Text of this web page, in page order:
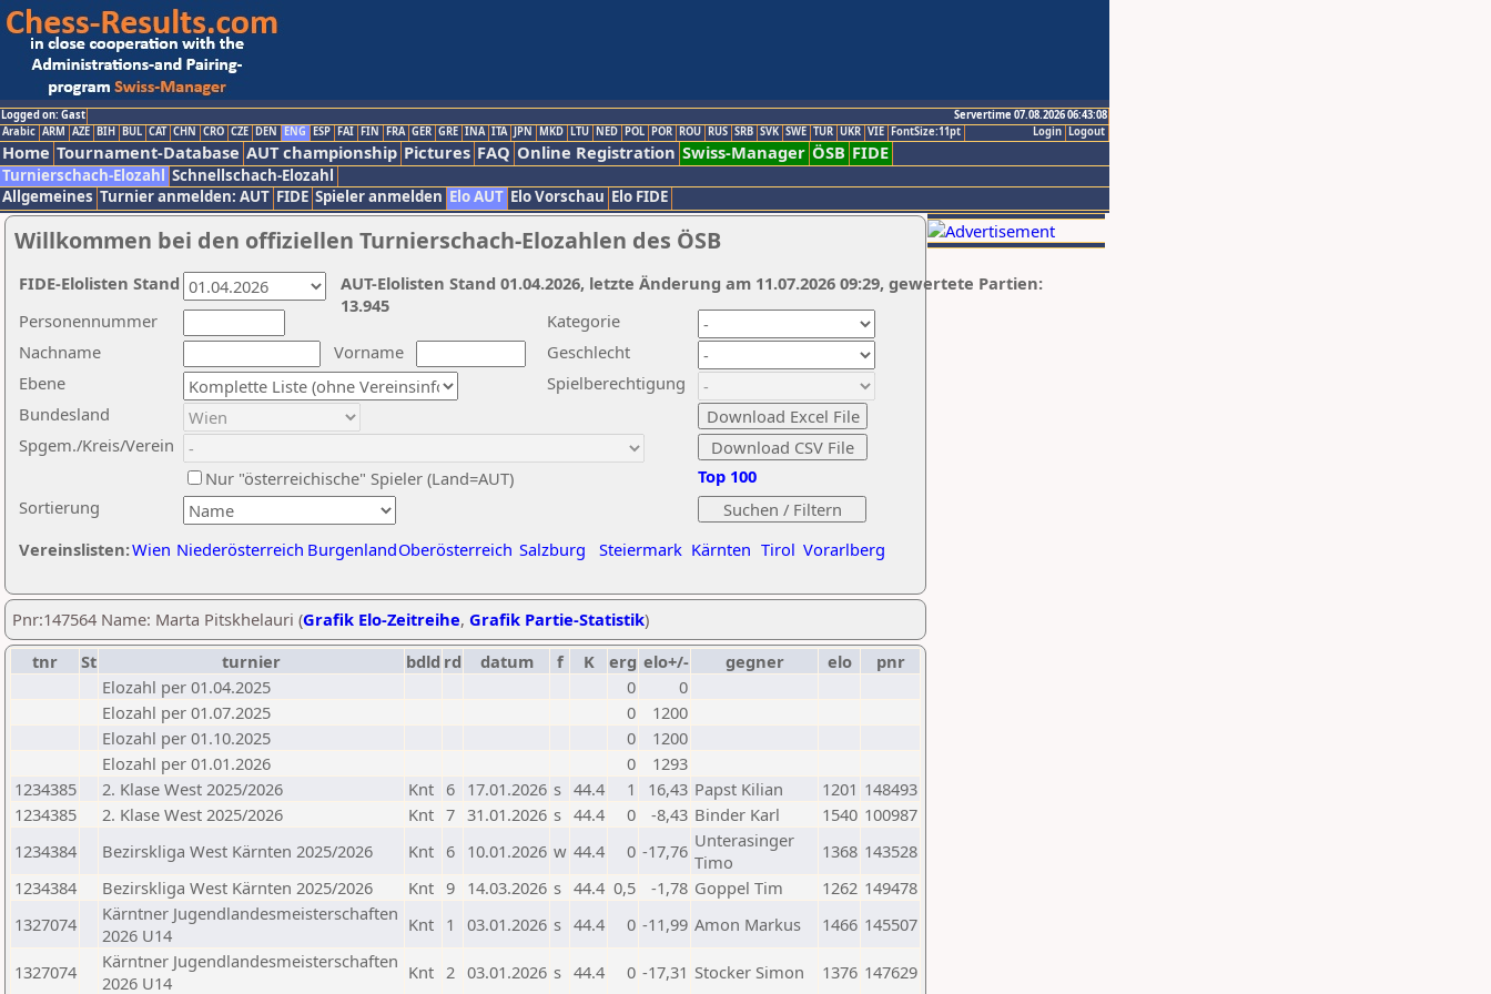
Logged on: Gast
Servertime 07.08.2026 06:43:08
Logout
Login
Arabic ARM AZE BIH BUL CAT CHN CRO CZE DEN ENG ESP FAI FIN FRA GER GRE INA ITA JPN MKD LTU NED POL POR ROU RUS SRB SVK SWE TUR UKR VIE FontSize:11pt
Home Tournament-Database AUT championship Pictures FAQ Online Registration Swiss-Manager ÖSB FIDE
Turnierschach-Elozahl Schnellschach-Elozahl
Allgemeines Turnier anmelden: AUT FIDE Spieler anmelden Elo AUT Elo Vorschau Elo FIDE
Willkommen bei den offiziellen Turnierschach-Elozahlen des ÖSB
Nachname
Vorname
Ebene
Kategorie
Sortierung
Personennummer
Bundesland
Spgem./Kreis/Verein
Geschlecht
Nur "österreichische" Spieler (Land=AUT)
Spielberechtigung
Vereinslisten:Wien Niederösterreich BurgenlandOberösterreich Salzburg Steiermark Kärnten Tirol Vorarlberg
Top 100
AUT-Elolisten Stand 01.04.2026, letzte Änderung am 11.07.2026 09:29, gewertete Partien:
13.945
FIDE-Elolisten Stand
Pnr:147564 Name: Marta Pitskhelauri (Grafik Elo-Zeitreihe, Grafik Partie-Statistik)
tnr
St turnier bdld rd datum f K erg elo+/- gegner elo
pnr
Elozahl per 01.04.2025
0
0
Elozahl per 01.07.2025
0
1200
Elozahl per 01.10.2025
0
1200
Elozahl per 01.01.2026
0
1293
1234385
2. Klase West 2025/2026 Knt 6 17.01.2026 s 44.4 1 16,43 Papst Kilian 1201 148493
1234385
2. Klase West 2025/2026 Knt 7 31.01.2026 s 44.4 0 -8,43 Binder Karl 1540 100987
1234384
Bezirskliga West Kärnten 2025/2026 Knt 6 10.01.2026 w 44.4 0 -17,76 Unterasinger
Timo
1368 143528
1234384
Bezirskliga West Kärnten 2025/2026 Knt 9 14.03.2026 s 44.4 0,5 -1,78 Goppel Tim 1262 149478
1327074
Kärntner Jugendlandesmeisterschaften
2026 U14
Knt 1 03.01.2026 s 44.4 0 -11,99 Amon Markus 1466 145507
1327074
Kärntner Jugendlandesmeisterschaften
2026 U14
Knt 2 03.01.2026 s 44.4 0 -17,31 Stocker Simon 1376 147629